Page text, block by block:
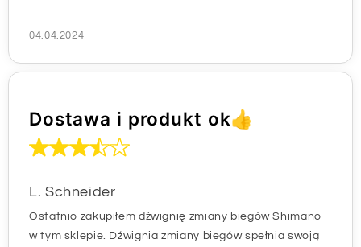
04.04.2024
Dostawa i produkt ok👍
L. Schneider
Ostatnio zakupiłem dźwignię zmiany biegów Shimano
w tym sklepie. Dźwignia zmiany biegów spełnia swoją